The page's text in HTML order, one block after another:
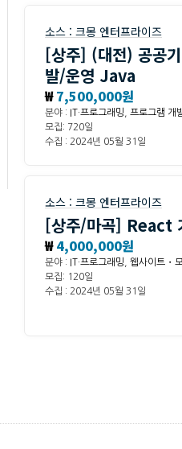
소스 : 크몽 엔터프라이즈
[상주] (대전) 공공
발/운영 Java
₩7,500,000원
분야 : IT·프로그래밍
프로그램 개
모집: 720일
수집 : 2024년 05월 31일
소스 : 크몽 엔터프라이즈
[상주/마곡] React
₩4,000,000원
분야 : IT·프로그래밍
웹사이트・
모집: 120일
수집 : 2024년 05월 31일